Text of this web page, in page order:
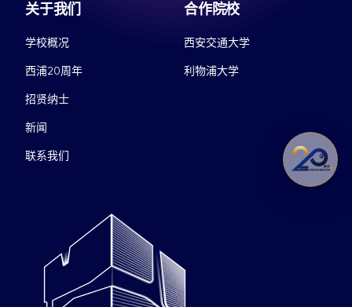
关于我们
学校概况
西浦20周年
招贤纳士
新闻
联系我们
合作院校
西安交通大学
利物浦大学